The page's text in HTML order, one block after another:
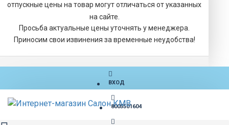
отпускные цены на товар могут отличаться от указанных
на сайте.
Просьба актуальные цены уточнять у менеджера.
Приносим свои извинения за временные неудобства!
ВХОД
8005501604